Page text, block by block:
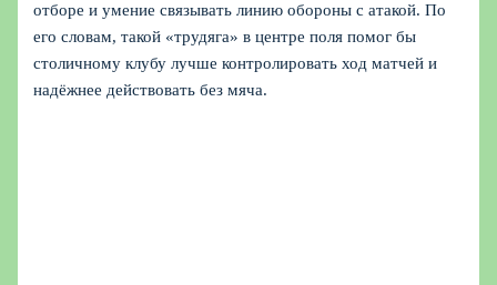
отборе и умение связывать линию обороны с атакой. По
его словам, такой «трудяга» в центре поля помог бы
столичному клубу лучше контролировать ход матчей и
надёжнее действовать без мяча.